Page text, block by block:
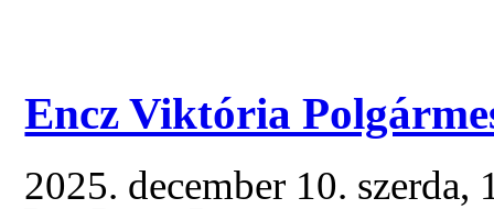
Encz Viktória
2025. december 10. szerda,